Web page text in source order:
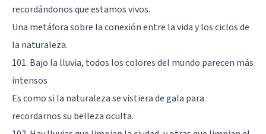
recordándonos que estamos vivos.
Una metáfora sobre la conexión entre la vida y los ciclos de
la naturaleza.
101. Bajo la lluvia, todos los colores del mundo parecen más
intensos
Es como si la naturaleza se vistiera de gala para
recordarnos su belleza oculta.